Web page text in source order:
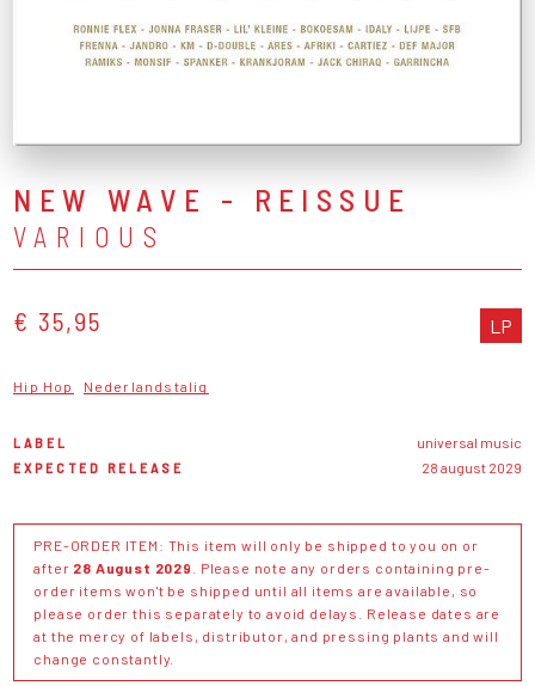
NEW WAVE - REISSUE
VARIOUS
€ 35,95 LP
Hip Hop Nederlandstalig
LABEL
universal music
EXPECTED RELEASE
28 august 2029
PRE-ORDER ITEM: This item will only be shipped to you on or
after 28 August 2029
. Please note any orders containing pre-
order items won't be shipped until all items are available, so
please order this separately to avoid delays. Release dates are
at the mercy of labels, distributor, and pressing plants and will
change constantly.